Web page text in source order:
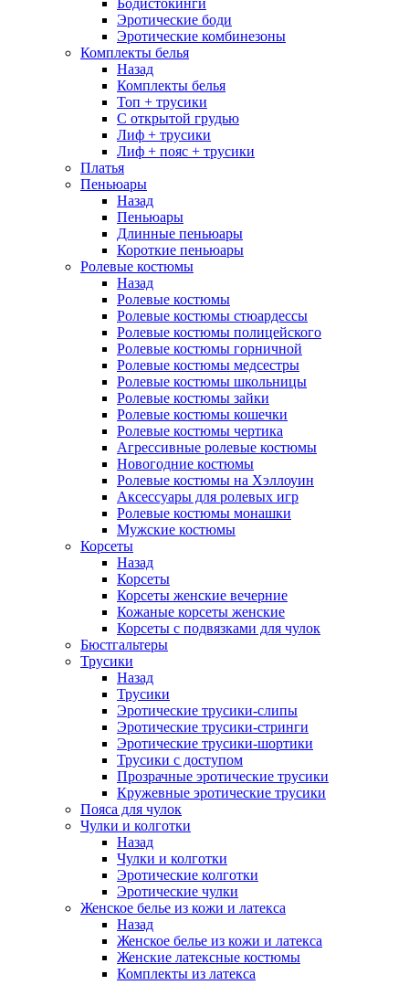
Бодистокинги
Эротические боди
Эротические комбинезоны
Комплекты белья
Назад
Комплекты белья
Топ + трусики
С открытой грудью
Лиф + трусики
Лиф + пояс + трусики
Платья
Пеньюары
Назад
Пеньюары
Длинные пеньюары
Короткие пеньюары
Ролевые костюмы
Назад
Ролевые костюмы
Ролевые костюмы стюардессы
Ролевые костюмы полицейского
Ролевые костюмы горничной
Ролевые костюмы медсестры
Ролевые костюмы школьницы
Ролевые костюмы зайки
Ролевые костюмы кошечки
Ролевые костюмы чертика
Агрессивные ролевые костюмы
Новогодние костюмы
Ролевые костюмы на Хэллоуин
Аксессуары для ролевых игр
Ролевые костюмы монашки
Мужские костюмы
Корсеты
Назад
Корсеты
Корсеты женские вечерние
Кожаные корсеты женские
Корсеты с подвязками для чулок
Бюстгальтеры
Трусики
Назад
Трусики
Эротические трусики-слипы
Эротические трусики-стринги
Эротические трусики-шортики
Трусики с доступом
Прозрачные эротические трусики
Кружевные эротические трусики
Пояса для чулок
Чулки и колготки
Назад
Чулки и колготки
Эротические колготки
Эротические чулки
Женское белье из кожи и латекса
Назад
Женское белье из кожи и латекса
Женские латексные костюмы
Комплекты из латекса